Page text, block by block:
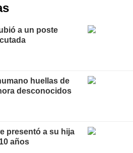
a un poste
huellas de
desconocidos
presentó a su hija
años